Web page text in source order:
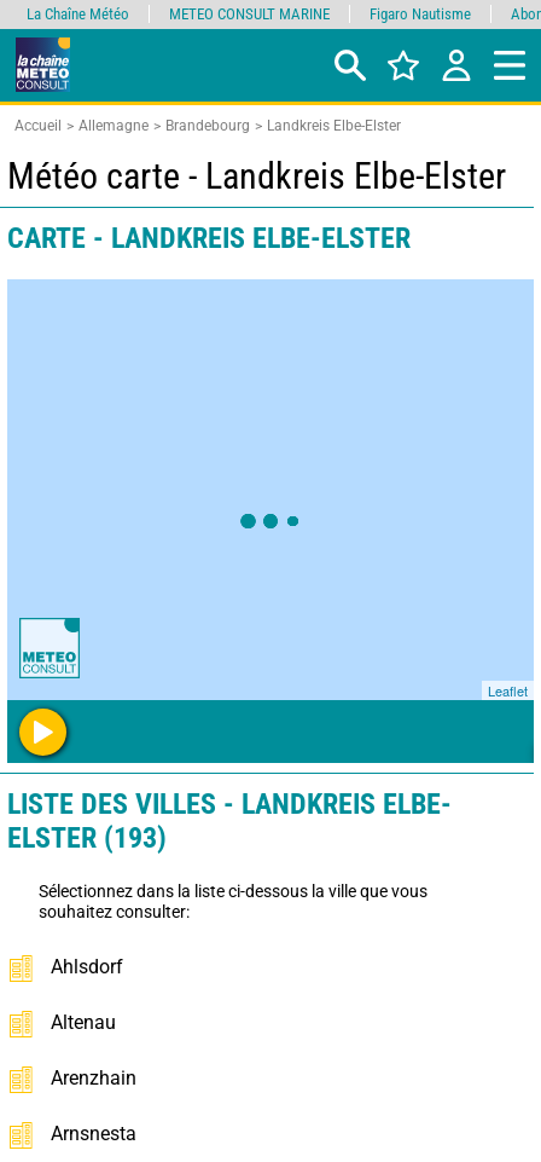
Accueil Allemagne Brandebourg Landkreis Elbe-Elster
Météo carte - Landkreis Elbe-Elster
CARTE - LANDKREIS ELBE-ELSTER
Leaflet
LISTE DES VILLES - LANDKREIS ELBE-
ELSTER (193)
Sélectionnez dans la liste ci-dessous la ville que vous
souhaitez consulter:
Ahlsdorf
Altenau
Arenzhain
Arnsnesta
La Chaîne Météo METEO CONSULT MARINE Figaro Nautisme